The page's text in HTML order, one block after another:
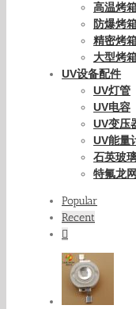
高温烤
防爆烤
精密烤
大型烤
UV设备配件
UV灯管
UV电容
UV变压
UV能量
石英玻
特氟龙
Popular
Recent